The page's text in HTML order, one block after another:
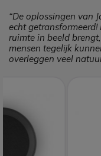
“De oplossingen van
echt
ruimte in beeld
mensen tegelijk
overleggen veel